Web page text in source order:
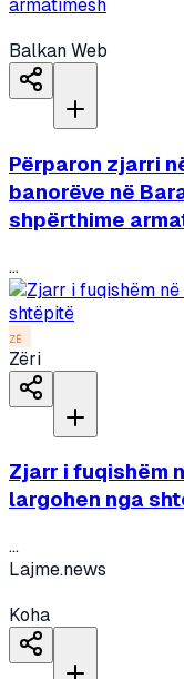
Balkan Web
Përparon zjarri
banorëve në
shpërthime
...
ZË
Zëri
Zjarr i fuqishëm
largohen nga
...
Lajme.news
Koha